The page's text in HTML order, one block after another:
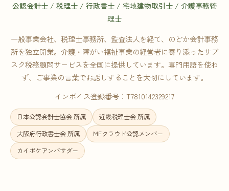
公認会計士 / 税理士 / 行政書士 / 宅地建物取引士 / 介護事務管
理士
一般事業会社、税理士事務所、監査法人を経て、のどか会計事務
所を独立開業。介護・障がい福祉事業の経営者に寄り添ったサブ
スク税務顧問サービスを全国に提供しています。専門用語を使わ
ず、ご事業の言葉でお話しすることを大切にしています。
インボイス登録番号：T7810142329217
日本公認会計士協会 所属
近畿税理士会 所属
大阪府行政書士会 所属
MFクラウド公認メンバー
カイポケアンバサダー